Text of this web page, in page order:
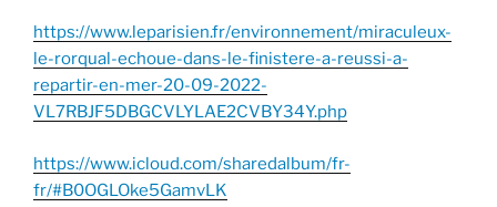
https://www.leparisien.fr/environnement/miraculeux-
le-rorqual-echoue-dans-le-finistere-a-reussi-a-
repartir-en-mer-20-09-2022-
VL7RBJF5DBGCVLYLAE2CVBY34Y.php
https://www.icloud.com/sharedalbum/fr-
fr/#B0OGLOke5GamvLK